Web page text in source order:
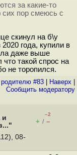
за какие-то
сих пор смеюсь с
скинул на б\у
года, купили в
даже выше
такой спрос на
не торопился.
родителю #83 Наверх
Cообщить модератору
и
–2
+ / –
08-